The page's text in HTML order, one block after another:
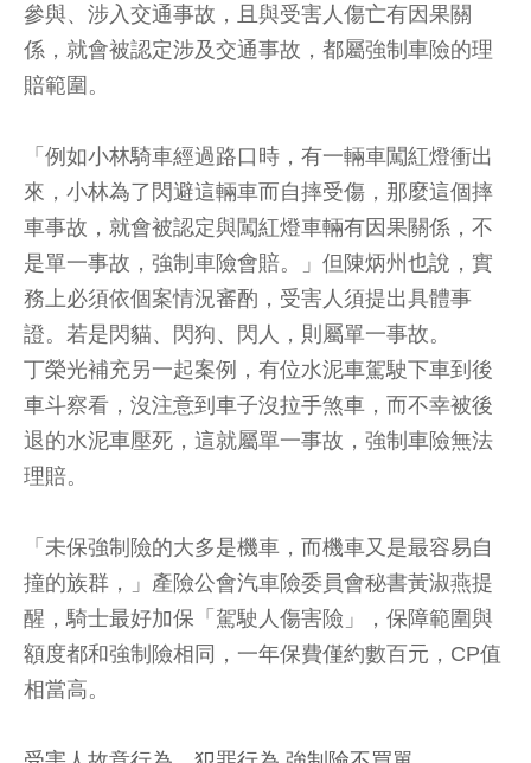
參與、涉入交通事故，且與受害人傷亡有因果關
係，就會被認定涉及交通事故，都屬強制車險的理
賠範圍。
「例如小林騎車經過路口時，有一輛車闖紅燈衝出
來，小林為了閃避這輛車而自摔受傷，那麼這個摔
車事故，就會被認定與闖紅燈車輛有因果關係，不
是單一事故，強制車險會賠。」但陳炳州也說，實
務上必須依個案情況審酌，受害人須提出具體事
證。若是閃貓、閃狗、閃人，則屬單一事故。
丁榮光補充另一起案例，有位水泥車駕駛下車到後
車斗察看，沒注意到車子沒拉手煞車，而不幸被後
退的水泥車壓死，這就屬單一事故，強制車險無法
理賠。
「未保強制險的大多是機車，而機車又是最容易自
撞的族群，」產險公會汽車險委員會秘書黃淑燕提
醒，騎士最好加保「駕駛人傷害險」，保障範圍與
額度都和強制險相同，一年保費僅約數百元，CP值
相當高。